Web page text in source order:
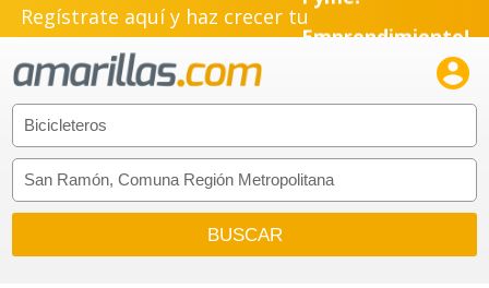
Regístrate aquí y haz crecer tuEmprendimiento!
